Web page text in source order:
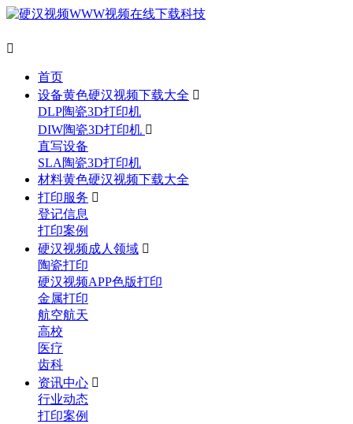

首页
设备黄色硬汉视频下载大全 
DLP陶瓷3D打印机
DIW陶瓷3D打印机 
直写设备
SLA陶瓷3D打印机
材料黄色硬汉视频下载大全
打印服务 
登记信息
打印案例
硬汉视频成人领域 
陶瓷打印
硬汉视频APP色版打印
金属打印
航空航天
高校
医疗
齿科
资讯中心 
行业动态
打印案例